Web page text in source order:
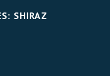
SHIRAZ